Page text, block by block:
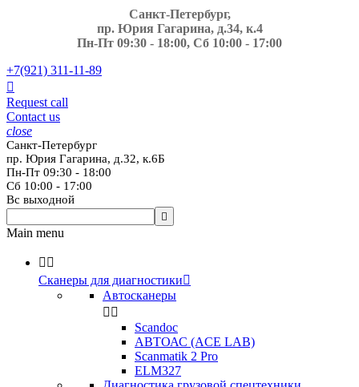
Санкт-Петербург,
пр. Юрия Гагарина, д.34, к.4
Пн-Пт 09:30 - 18:00, Сб 10:00 - 17:00
+7(921) 311-11-89

Request call
Contact us
close
Санкт-Петербург
пр. Юрия Гагарина, д.32, к.6Б
Пн-Пт 09:30 - 18:00
Сб 10:00 - 17:00
Вс выходной

Main menu
 
Сканеры для диагностики
Автосканеры
 
Scandoc
АВТОАС (ACE LAB)
Scanmatik 2 Pro
ELM327